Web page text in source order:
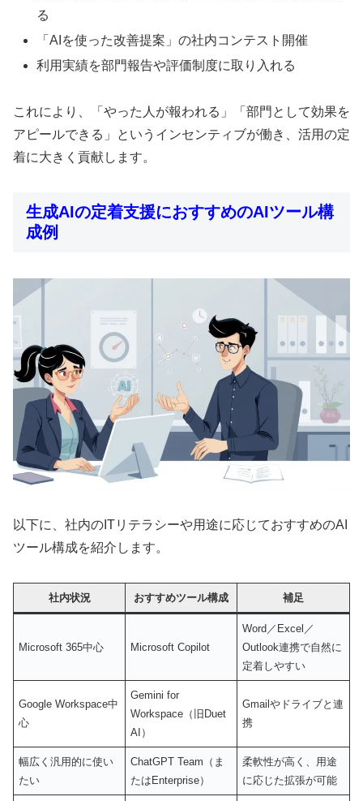
る
「AIを使った改善提案」の社内コンテスト開催
利用実績を部門報告や評価制度に取り入れる
これにより、「やった人が報われる」「部門として効果を
アピールできる」というインセンティブが働き、活用の定
着に大きく貢献します。
生成AIの定着支援におすすめのAIツール構
成例
以下に、社内のITリテラシーや用途に応じておすすめのAI
ツール構成を紹介します。
社内状況 おすすめツール構成 補足
Microsoft 365中心 Microsoft Copilot
Word／Excel／
Outlook連携で自然に
定着しやすい
Google Workspace中
心
Gemini for
Workspace（旧Duet
AI）
Gmailやドライブと連
携
幅広く汎用的に使い
たい
ChatGPT Team（ま
たはEnterprise）
柔軟性が高く、用途
に応じた拡張が可能